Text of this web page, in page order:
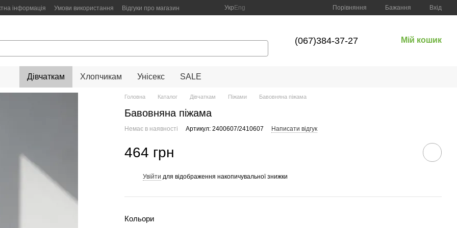
інформація Умови використання Відгуки про магазин Укр Eng Порівняння Бажання Вхід
(067)384-37-27 Мій кошик
Дівчаткам Хлопчикам Унісекс SALE
Головна Каталог Дівчаткам Піжами Бавовняна піжама
Бавовняна піжама
Немає в наявності Артикул: 2400607/2410607 Написати відгук
464 грн
Увійти для відображення накопичувальної знижки
Кольори